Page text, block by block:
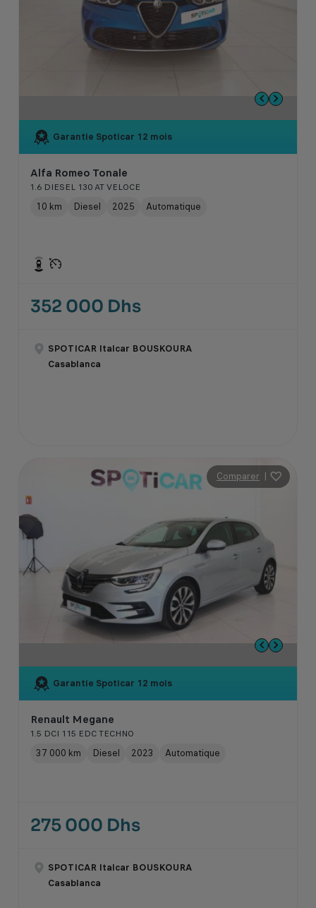
Garantie Spoticar 12 mois
Alfa Romeo Tonale
1.6 DIESEL 130 AT VELOCE
10 km Diesel 2025 Automatique
352 000 Dhs
SPOTICAR Italcar BOUSKOURA
Casablanca
Comparer |
Garantie Spoticar 12 mois
Renault Megane
1.5 DCI 115 EDC TECHNO
37 000 km Diesel 2023 Automatique
275 000 Dhs
SPOTICAR Italcar BOUSKOURA
Casablanca